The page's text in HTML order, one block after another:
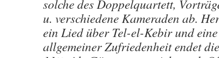
solche des Doppelquartett,
u. verschiedene Kameraden ab.
ein Lied über Tel-el-Kebir und
allgemeiner Zufriedenheit endet